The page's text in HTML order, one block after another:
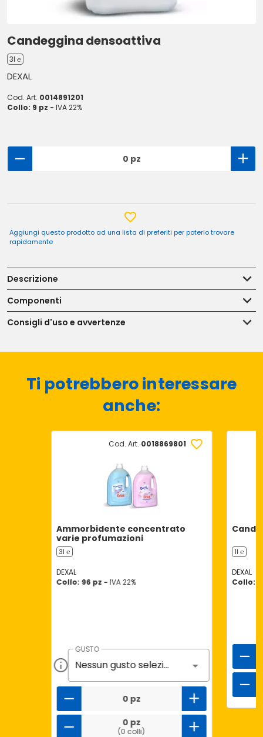
Candeggina densoattiva
3l ℮
DEXAL
Cod. Art. 0014891201
Collo: 9 pz - IVA 22%
0 pz
Aggiungi questo prodotto ad una lista di preferiti per poterlo trovare
rapidamente
Descrizione
Componenti
Consigli d'uso e avvertenze
Ti potrebbero interessare
anche:
Cod. Art. 0018869801
Ammorbidente concentrato
varie profumazioni
3l ℮
DEXAL
Collo: 96 pz - IVA 22%
GUSTO
Nessun gusto selezionato
0 pz
0 pz
(0 colli)
1l ℮
DEXAL
Collo: